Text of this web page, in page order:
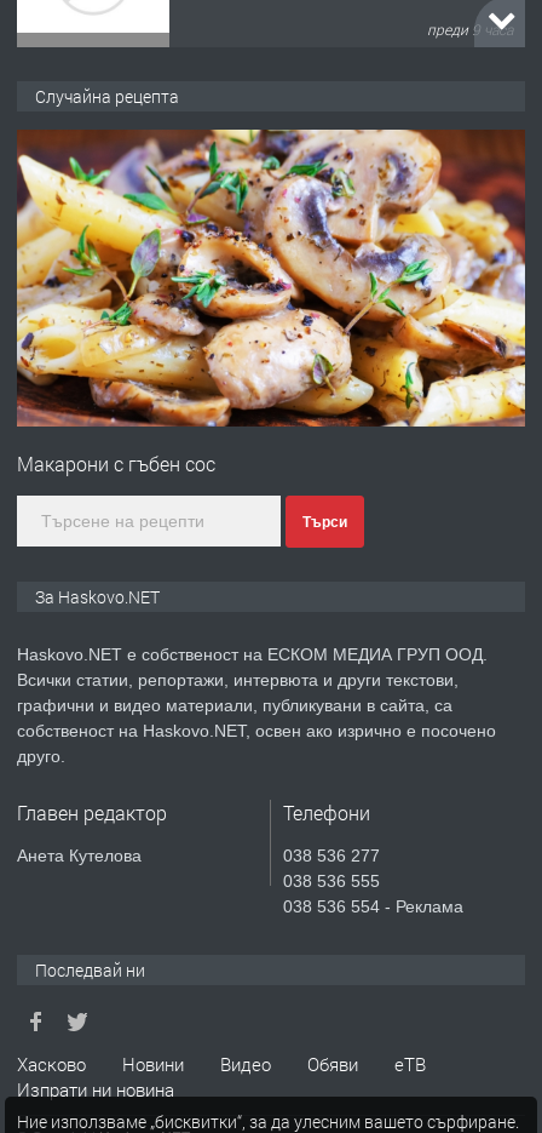
преди 9 часа
преди 3 дни
ПРЕДЛАГА
Нов апартамент на ул. Липа до
Езикова гимназия
преди 3 дни
ПРЕДЛАГА
🔑 ОБЗАВЕДЕНА ГАРСОНИЕРА ПОД
КОМПЛЕКС „ВЕСПРЕМ“, ГР. ХАСКОВО
ХАСКОВО
преди 5 дни
ПРЕДЛАГА Давам гараж под наем
№4120 Магазин/Офис под наем в кв.
ПРЕДЛАГА
Къртене на бани,кухни,стени, бетон,
панел ...!
Случайна рецепта
Макарони с гъбен сос
Търси
За Haskovo.NET
Haskovo.NET е собственост на ЕСКОМ МЕДИА ГРУП ООД.
Всички статии, репортажи, интервюта и други текстови,
графични и видео материали, публикувани в сайта, са
собственост на Haskovo.NET, освен ако изрично е посочено
друго.
Главен редактор
Анета Кутелова
Телефони
038 536 277
038 536 555
038 536 554 - Реклама
Последвай ни
Хасково Новини Видео Обяви
еТВ
Изпрати ни новина
Ние използваме „бисквитки“, за да улесним вашето сърфиране.